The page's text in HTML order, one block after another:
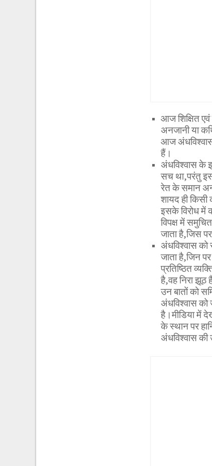
आज शिक्षित
अनजानी या
आज
हैं।
अंधविश्वास के
सच था,परंतु
रेत के समान
शायद ही किसी
इसके विरोध में
विपक्ष में
जाता है,जिस
अंधविश्वास को
जाता है,जिन
प्रतिष्ठित
है,वह निरा झूठ
उन बातों को
अंधविश्वास
है।मीडिया में
के स्थान पर
अंधविश्वास